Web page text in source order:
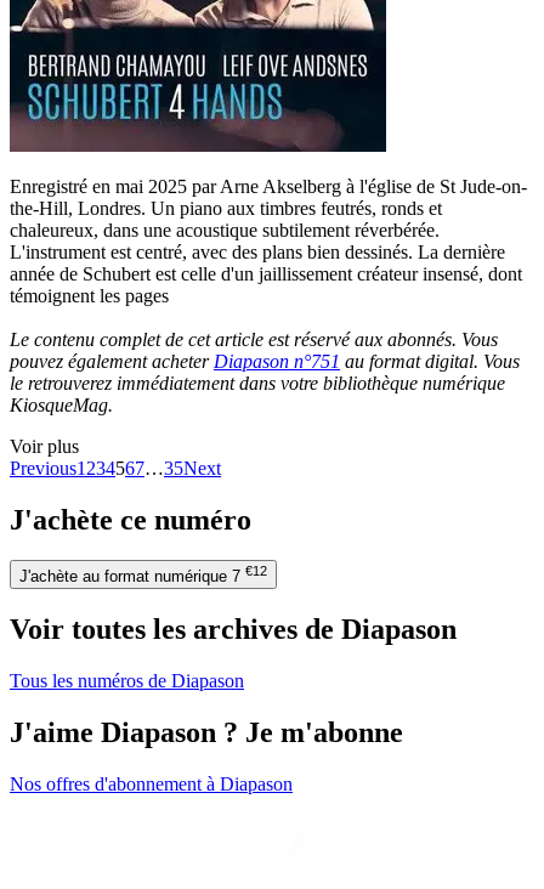
Enregistré en mai 2025 par Arne Akselberg à l'église de St Jude-on-
the-Hill, Londres. Un piano aux timbres feutrés, ronds et
chaleureux, dans une acoustique subtilement réverbérée.
L'instrument est centré, avec des plans bien dessinés. La dernière
année de Schubert est celle d'un jaillissement créateur insensé, dont
témoignent les pages
Le contenu complet de cet article est réservé aux abonnés. Vous
pouvez également acheter Diapason n°751 au format digital. Vous
le retrouverez immédiatement dans votre bibliothèque numérique
KiosqueMag.
Voir plus
Previous1 234567…35Next
J'achète ce numéro
J'achète au format numérique 7 €12
Voir toutes les archives de Diapason
Tous les numéros de Diapason
J'aime Diapason ? Je m'abonne
Nos offres d'abonnement à Diapason